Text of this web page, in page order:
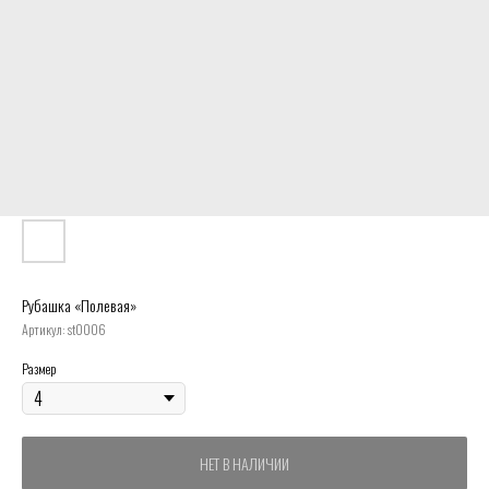
Рубашка «Полевая»
Артикул:st0006
Размер
НЕТ В НАЛИЧИИ